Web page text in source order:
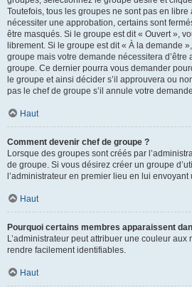
Toutefois, tous les groupes ne sont pas en
nécessiter une approbation, certains sont
être masqués. Si le groupe est dit « Ouvert »,
librement. Si le groupe est dit « À la demande
groupe mais votre demande nécessitera d’être
groupe. Ce dernier pourra vous demander
le groupe et ainsi décider s’il approuvera ou
pas le chef de groupe s’il annule votre
Haut
Comment devenir chef de groupe ?
Lorsque des groupes sont créés par
de groupe. Si vous désirez créer un groupe
l’administrateur en premier lieu en lui
Haut
Pourquoi certains membres apparaissent
L’administrateur peut attribuer une couleur aux
rendre facilement identifiables.
Haut